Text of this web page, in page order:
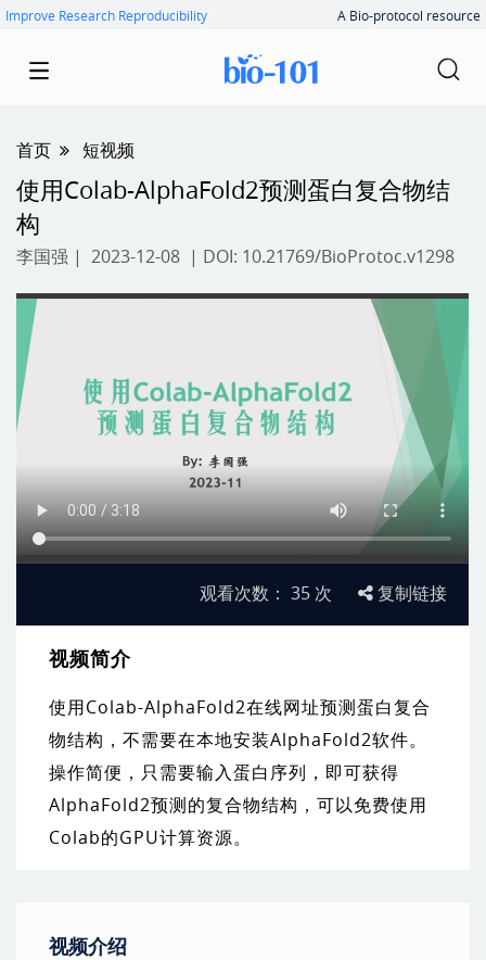
Improve Research Reproducibility A Bio-protocol resource
首页 短视频
使用Colab-AlphaFold2预测蛋白复合物结
构
李国强 | 2023-12-08 | DOI: 10.21769/BioProtoc.v1298
观看次数： 35 次 复制链接
视频简介
使用Colab-AlphaFold2在线网址预测蛋白复合
物结构，不需要在本地安装AlphaFold2软件。
操作简便，只需要输入蛋白序列，即可获得
AlphaFold2预测的复合物结构，可以免费使用
Colab的GPU计算资源。
视频介绍